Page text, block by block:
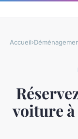
Accueil›
voiture